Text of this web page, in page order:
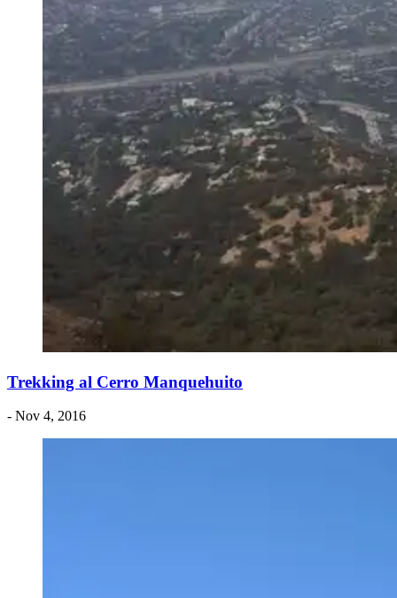
Trekking al Cerro Manquehuito
- Nov 4, 2016